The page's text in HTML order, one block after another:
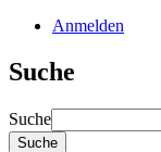
Anmelden
Suche
Suche